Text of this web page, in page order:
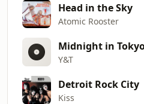
Head in the Sky
Atomic Rooster
Midnight in
Y&T
Detroit Rock City
Kiss